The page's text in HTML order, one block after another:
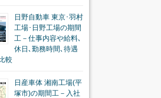
日野自動車 東京･羽村
工場･日野工場の期間
工－仕事内容や給料､
休日､勤務時間､待遇
較
日産車体 湘南工場(平
塚市)の期間工－入社